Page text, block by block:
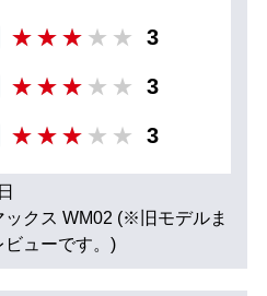
3
3
3
クス WM02 (※旧モデルま
ビューです。)